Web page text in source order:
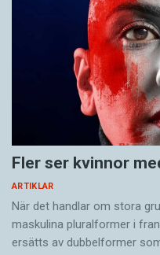
Fler ser kvinnor
ARTIKLAR
När det handlar om stora
maskulina pluralformer i
ersätts av dubbel­former